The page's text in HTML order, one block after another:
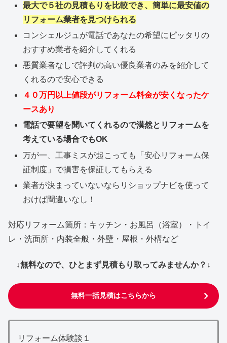
最大で５社の見積もりを比較でき、簡単に最安値の
リフォーム業者を見つけられる
コンシェルジュが電話であなたの希望にピッタリの
おすすめ業者を紹介してくれる
悪質業者なしで評判の高い優良業者のみを紹介して
くれるので安心できる
４０万円以上値段がリフォーム料金が安くなったケ
ースあり
電話で要望を聞いてくれるので漠然とリフォームを
考えている場合でもOK
万が一、工事ミスが起こっても「安心リフォーム保
証制度」で損害を保証してもらえる
業者が決まっていないならリショップナビを使って
おけば間違いなし！
対応リフォーム箇所：キッチン・お風呂（浴室）・トイ
レ・洗面所・内装全般・外壁・屋根・外構など
↓無料なので、ひとまず見積もり取ってみませんか？↓
無料一括見積はこちらから
リフォーム体験談１